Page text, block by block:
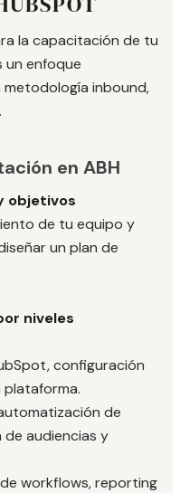
la capacitación de tu
un enfoque
inbound,
en ABH
objetivos
de tu equipo y
un plan de
niveles
configuración
plataforma.
de
de audiencias y
workflows, reporting